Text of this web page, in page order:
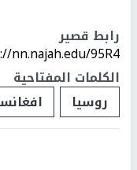
رابط قصير
nn.najah.edu/95R4/
الكلمات المفتاحية
روسيا